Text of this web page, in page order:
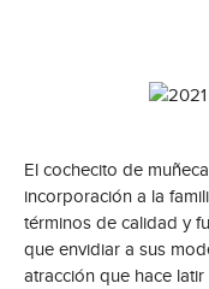
El cochecito de
incorporación a la
términos de calidad y
que envidiar a sus
atracción que hace